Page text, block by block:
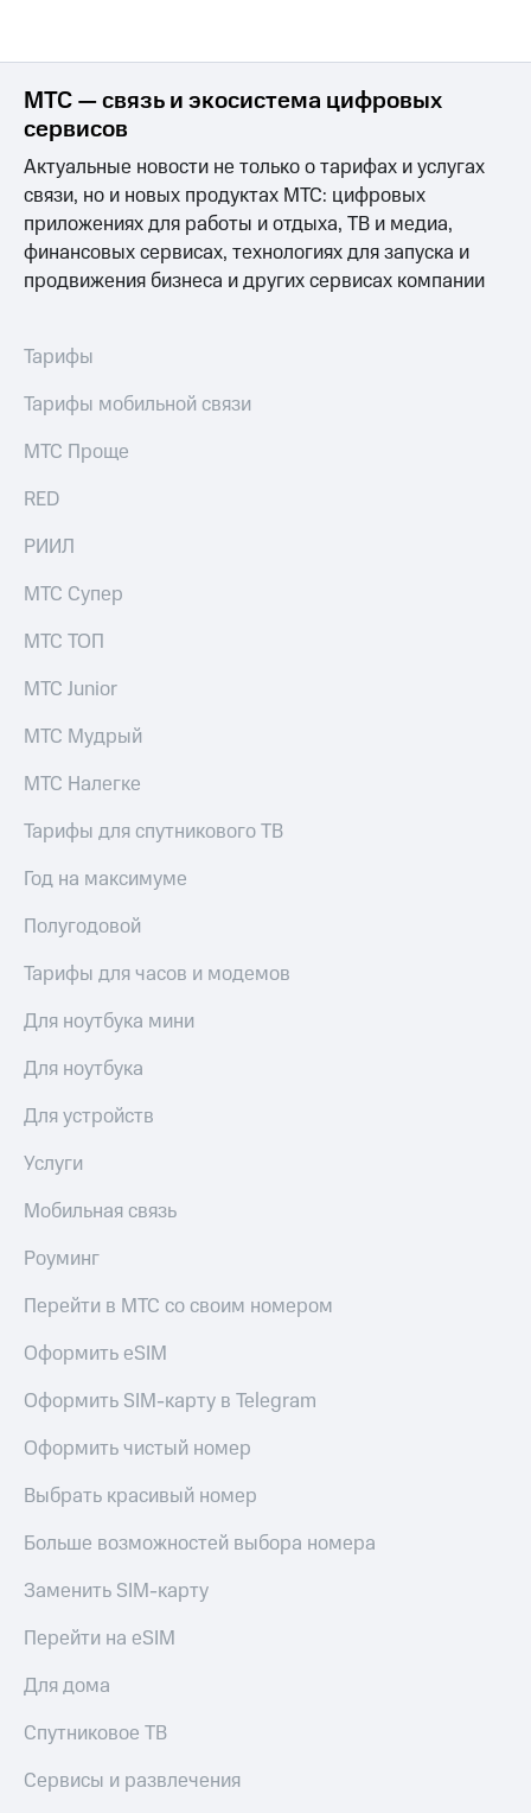
МТС — связь и экосистема цифровых
сервисов
Актуальные новости не только о тарифах и услугах
связи, но и новых продуктах МТС: цифровых
приложениях для работы и отдыха, ТВ и медиа,
финансовых сервисах, технологиях для запуска и
продвижения бизнеса и других сервисах компании
Тарифы
Тарифы мобильной связи
МТС Проще
RED
РИИЛ
МТС Супер
МТС ТОП
МТС Junior
МТС Мудрый
МТС Налегке
Тарифы для спутникового ТВ
Год на максимуме
Полугодовой
Тарифы для часов и модемов
Для ноутбука мини
Для ноутбука
Для устройств
Услуги
Мобильная связь
Роуминг
Перейти в МТС со своим номером
Оформить eSIM
Оформить SIM-карту в Telegram
Оформить чистый номер
Выбрать красивый номер
Больше возможностей выбора номера
Заменить SIM-карту
Перейти на eSIM
Для дома
Спутниковое ТВ
Сервисы и развлечения